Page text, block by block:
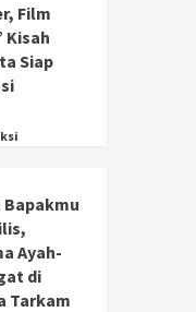
Film
Kisah
Siap
Ayah-
di
Tarkam